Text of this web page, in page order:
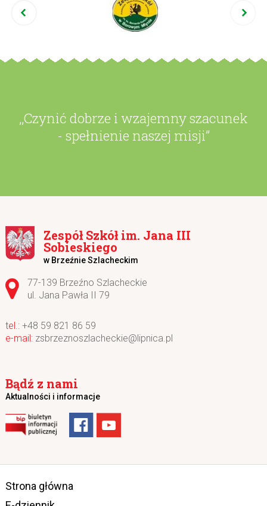
,,Czynić dobrze i wzajemny szacunek
- spełnienie naszej misji”
Zespół Szkół im. Jana III
Sobieskiego
w Brzeźnie Szlacheckim
Adres pocztowy:
77-139 Brzeźno Szlacheckie
ul. Jana Pawła II 79
+48 59 821 86 59
zsbrzeznoszlacheckie@lipnica.pl
Bądź z nami
Aktualności i informacje
Strona główna